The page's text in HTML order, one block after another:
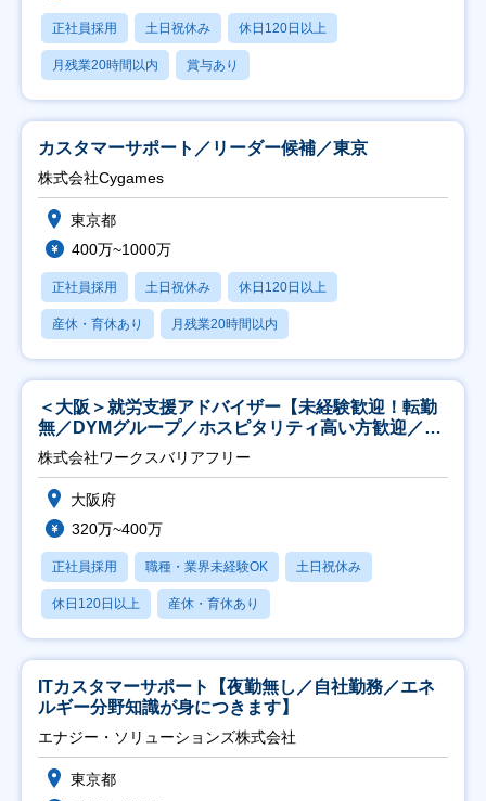
正社員採用 土日祝休み 休日120日以上
月残業20時間以内 賞与あり
カスタマーサポート／リーダー候補／東京
株式会社Cygames
東京都
400万~1000万
正社員採用 土日祝休み 休日120日以上
産休・育休あり 月残業20時間以内
＜大阪＞就労支援アドバイザー【未経験歓迎！転勤
無／DYMグループ／ホスピタリティ高い方歓迎／土
日祝】
株式会社ワークスバリアフリー
大阪府
320万~400万
正社員採用 職種・業界未経験OK 土日祝休み
休日120日以上 産休・育休あり
ITカスタマーサポート【夜勤無し／自社勤務／エネ
ルギー分野知識が身につきます】
エナジー・ソリューションズ株式会社
東京都